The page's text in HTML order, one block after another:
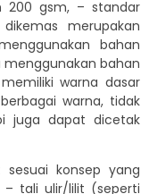
200 gsm, – standar
merupakan
bahan
bahan
warna dasar
warna, tidak
juga dapat dicetak
konsep yang
– tali ulir/lilit (seperti